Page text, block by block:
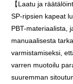
【Laatu ja
SP-ripsien kapeat
PBT-materiaalista,
manuaalisesta
varmistamiseksi,
varren muotoilu
suuremman